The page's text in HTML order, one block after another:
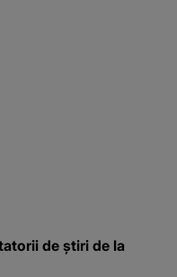
de știri de la